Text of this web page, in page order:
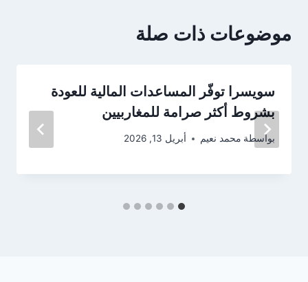
موضوعات ذات صلة
سويسرا توفّر المساعدات المالية للعودة
بشروط أكثر صرامة للمغاربيين
بواسطة محمد نعيم أبريل 13, 2026